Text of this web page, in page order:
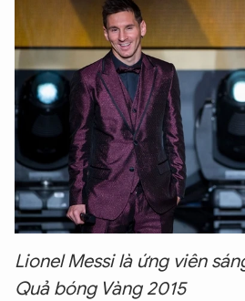
Lionel Messi là ứng viên
Quả bóng Vàng 2015